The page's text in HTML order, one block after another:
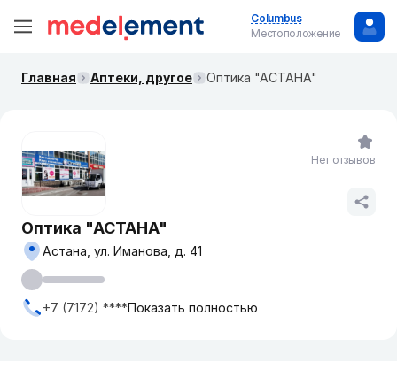
Columbus
Местоположение
Главная Аптеки, другое Оптика "АСТАНА"
Оптика "АСТАНА"
Астана, ул. Иманова, д. 41
+7 (7172) ****Показать полностью
Нет отзывов